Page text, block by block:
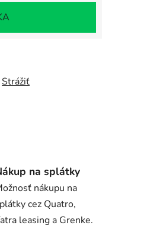
Strážiť
na splátky
nákupu na
cez Quatro,
leasing a Grenke.